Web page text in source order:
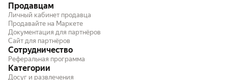
Продавцам
Личный кабинет продавца
Продавайте на Маркете
Документация для партнёров
Сайт для партнёров
Сотрудничество
Реферальная программа
Категории
Досуг и развлечения